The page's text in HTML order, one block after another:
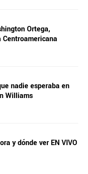
Ortega,
Centroamericana
nadie esperaba en
Williams
y dónde ver EN VIVO